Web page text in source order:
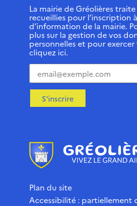
La mairie de Gréolières
recueillies pour l’inscription
d’information de la mairie.
plus sur la gestion de vos
personnelles et pour
cliquez ici.
S'inscrire
Plan du site
Accessibilité : partiellement